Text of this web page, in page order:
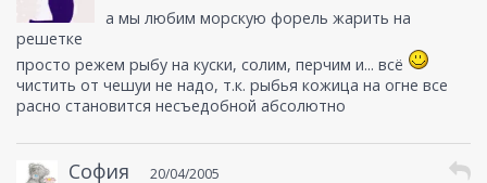
а мы любим морскую форель жарить на
решетке
просто режем рыбу на куски, солим, перчим и... всё
чистить от чешуи не надо, т.к. рыбья кожица на огне все
расно становится несъедобной абсолютно
София 20/04/2005